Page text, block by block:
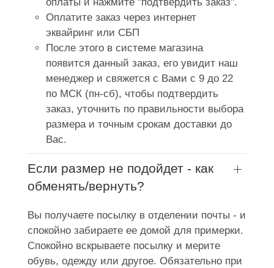
оплаты и нажмите "подтвердить заказ".
Оплатите заказ через интернет
эквайринг или СБП
После этого в системе магазина
появится данный заказ, его увидит наш
менеджер и свяжется с Вами с 9 до 22
по МСК (пн-сб), чтобы подтвердить
заказ, уточнить по правильности выбора
размера и точным срокам доставки до
Вас.
Если размер не подойдет - как
обменять/вернуть?
Вы получаете посылку в отделении почты - и
спокойно забираете ее домой для примерки.
Спокойно вскрываете посылку и мерите
обувь, одежду или другое. Обязательно при